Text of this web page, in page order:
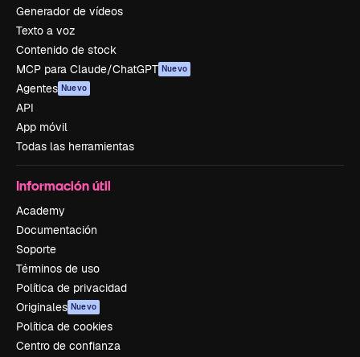
Generador de vídeos
Texto a voz
Contenido de stock
MCP para Claude/ChatGPT Nuevo
Agentes Nuevo
API
App móvil
Todas las herramientas
Información útil
Academy
Documentación
Soporte
Términos de uso
Política de privacidad
Originales Nuevo
Política de cookies
Centro de confianza